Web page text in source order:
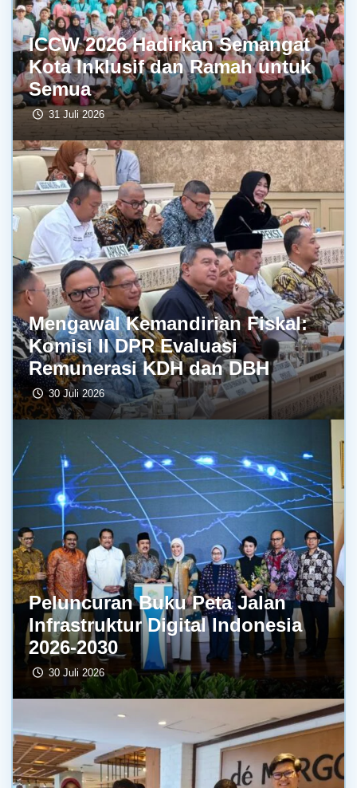
ICCW 2026 Hadirkan Semangat
Kota Inklusif dan Ramah untuk
Semua
31 Juli 2026
Mengawal Kemandirian Fiskal:
Komisi II DPR Evaluasi
Remunerasi KDH dan DBH
30 Juli 2026
Peluncuran Buku Peta Jalan
Infrastruktur Digital Indonesia
2026-2030
30 Juli 2026